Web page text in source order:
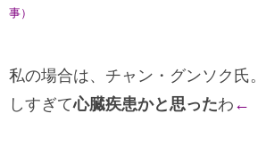
事）
私の場合は、チャン・グンソク氏
しすぎて心臓疾患かと思ったわ ←